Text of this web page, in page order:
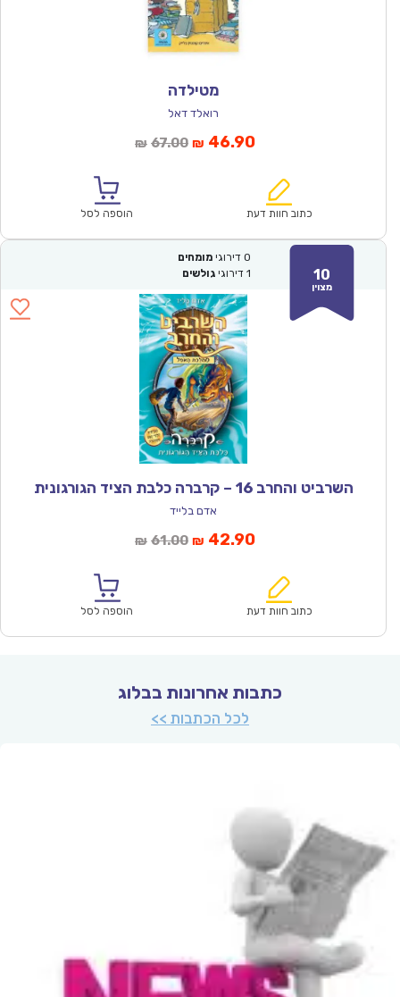
מטילדה
רואלד דאל
₪ 67.00המחיר
₪67.00.
₪ 46.90המחיר
הוא:
כתוב חוות דעת הוספה לסל
10
מצוין
0 דירוגי מומחים
1 דירוגי גולשים
השרביט והחרב 16 – קרברה כלבת הציד הגורגונית
אדם בלייד
₪ 61.00המחיר
₪61.00.
₪ 42.90המחיר
הוא:
כתוב חוות דעת הוספה לסל
כתבות אחרונות בבלוג
לכל הכתבות >>